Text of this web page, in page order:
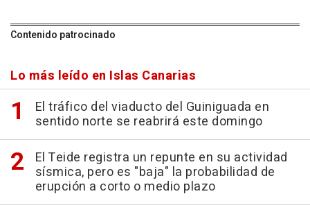
Contenido patrocinado
Lo más leído en Islas Canarias
El tráfico del viaducto del Guiniguada en
sentido norte se reabrirá este domingo
El Teide registra un repunte en su actividad
sísmica, pero es "baja" la probabilidad de
erupción a corto o medio plazo